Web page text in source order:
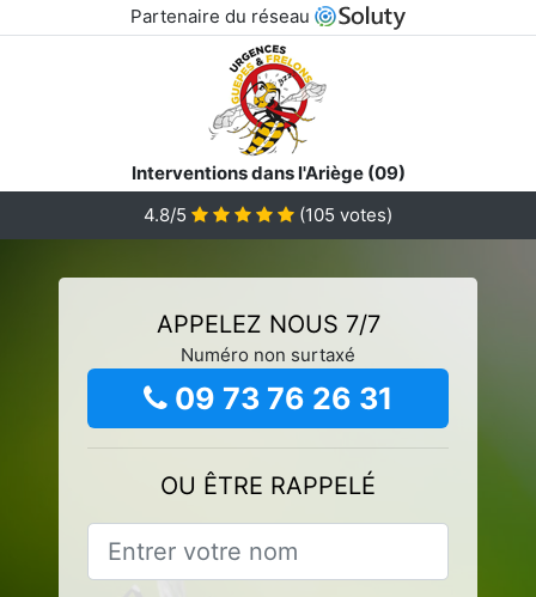
Partenaire du réseau
Interventions dans l'Ariège (09)
4.8/5
(105 votes)
APPELEZ NOUS 7/7
Numéro non surtaxé
09 73 76 26 31
OU ÊTRE RAPPELÉ